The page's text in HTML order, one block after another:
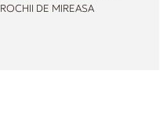
ROCHII DE MIREASA